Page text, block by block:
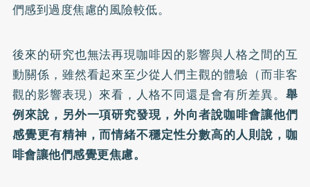
們感到過度焦慮的風險較低。
後來的研究也無法再現咖啡因的影響與人格之間的互
動關係，雖然看起來至少從人們主觀的體驗（而非客
觀的影響表現）來看，人格不同還是會有所差異。 舉
例來說，另外一項研究發現，外向者說咖啡會讓他們
感覺更有精神，而情緒不穩定性分數高的人則說，咖
啡會讓他們感覺更焦慮。